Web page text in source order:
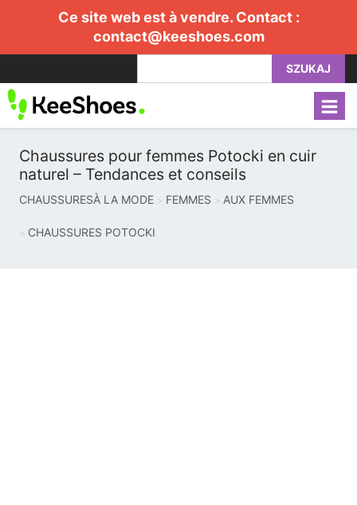
Ce site web est à vendre. Contact :
contact@keeshoes.com
SZUKAJ
Chaussures pour femmes Potocki en cuir
naturel – Tendances et conseils
CHAUSSURESÀ LA MODE FEMMES AUX FEMMES
CHAUSSURES POTOCKI